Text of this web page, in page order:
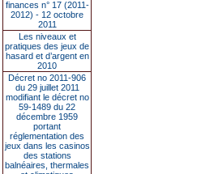
finances n° 17 (2011-
2012) - 12 octobre
2011
Les niveaux et
pratiques des jeux de
hasard et d’argent en
2010
Décret no 2011-906
du 29 juillet 2011
modifiant le décret no
59-1489 du 22
décembre 1959
portant
réglementation des
jeux dans les casinos
des stations
balnéaires, thermales